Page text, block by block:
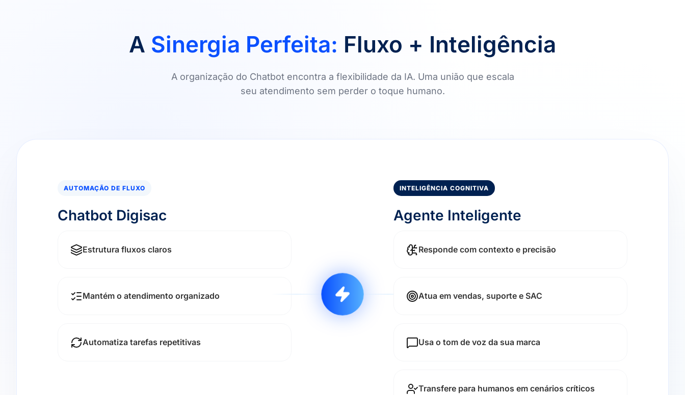
A Sinergia Perfeita: Fluxo + Inteligência
A organização do Chatbot encontra a flexibilidade da IA. Uma união que escala
seu atendimento sem perder o toque humano.
AUTOMAÇÃO DE FLUXO
Chatbot Digisac
Estrutura fluxos claros
Mantém o atendimento organizado
Automatiza tarefas repetitivas
INTELIGÊNCIA COGNITIVA
Agente Inteligente
Responde com contexto e precisão
Atua em vendas, suporte e SAC
Usa o tom de voz da sua marca
Transfere para humanos em cenários críticos